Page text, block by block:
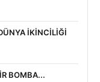
İKİNCİLİĞİ
BOMBA...